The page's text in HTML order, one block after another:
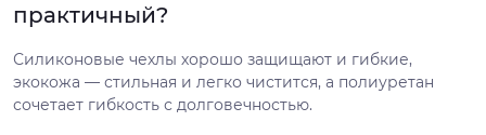
практичный?
Силиконовые чехлы хорошо защищают и гибкие,
экокожа — стильная и легко чистится, а полиуретан
сочетает гибкость с долговечностью.